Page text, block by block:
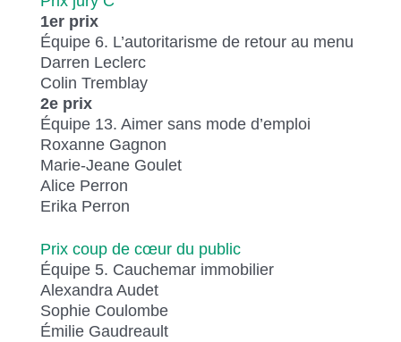
1er prix
Équipe 6. L’autoritarisme de retour au menu
Darren Leclerc
Colin Tremblay
2e prix
Équipe 13. Aimer sans mode d’emploi
Roxanne Gagnon
Marie-Jeane Goulet
Alice Perron
Erika Perron
Prix coup de cœur du public
Équipe 5. Cauchemar immobilier
Alexandra Audet
Sophie Coulombe
Émilie Gaudreault